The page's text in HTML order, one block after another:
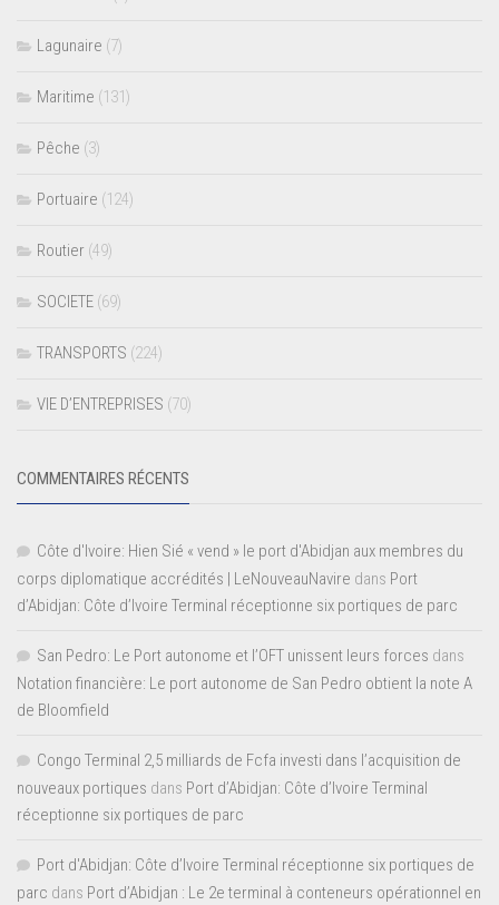
Lagunaire (7)
Maritime (131)
Pêche (3)
Portuaire (124)
Routier (49)
SOCIETE (69)
TRANSPORTS (224)
VIE D’ENTREPRISES (70)
COMMENTAIRES RÉCENTS
Côte d'Ivoire: Hien Sié « vend » le port d'Abidjan aux membres du
corps diplomatique accrédités | LeNouveauNavire dans Port
d’Abidjan: Côte d’Ivoire Terminal réceptionne six portiques de parc
San Pedro: Le Port autonome et l’OFT unissent leurs forces dans
Notation financière: Le port autonome de San Pedro obtient la note A
de Bloomfield
Congo Terminal 2,5 milliards de Fcfa investi dans l’acquisition de
nouveaux portiques dans Port d’Abidjan: Côte d’Ivoire Terminal
réceptionne six portiques de parc
Port d'Abidjan: Côte d’Ivoire Terminal réceptionne six portiques de
parc dans Port d’Abidjan : Le 2e terminal à conteneurs opérationnel en